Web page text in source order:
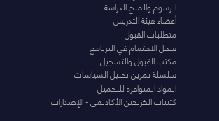
الرسوم والمنح الدراسة
أعضاء هيئة التدريس
متطلبات القبول
سجل الاهتمام في البرنامج
مكتب القبول والتسجيل
سلسلة تمرين تحليل السياسات
المواد المتوافرة للتحميل
كتيبات الخريجين الأكاديمي - الإصدارات